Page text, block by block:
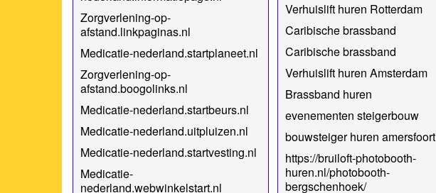
Zorgverlening-op-
afstand.linkpaginas.nl
Medicatie-nederland.startplaneet.nl
Zorgverlening-op-
afstand.boogolinks.nl
Medicatie-nederland.startbeurs.nl
Medicatie-nederland.uitpluizen.nl
Medicatie-nederland.startvesting.nl
Medicatie-
nederland.webwinkelstart.nl
Verhuislift huren Rotterdam
Caribische brassband
Caribische brassband
Verhuislift huren Amsterdam
Brassband huren
evenementen steigerbouw
bouwsteiger huren amersfoort
https://bruiloft-photobooth-
huren.nl/photobooth-
bergschenhoek/